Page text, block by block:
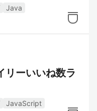
Java
リーいいね数ラ
JavaScript